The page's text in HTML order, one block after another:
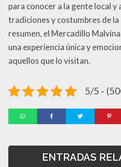
para conocer a la gente local y
tradiciones y costumbres de la
resumen, el Mercadillo
una experiencia única y
aquellos que lo visitan.
5/5 -
ENTRADAS